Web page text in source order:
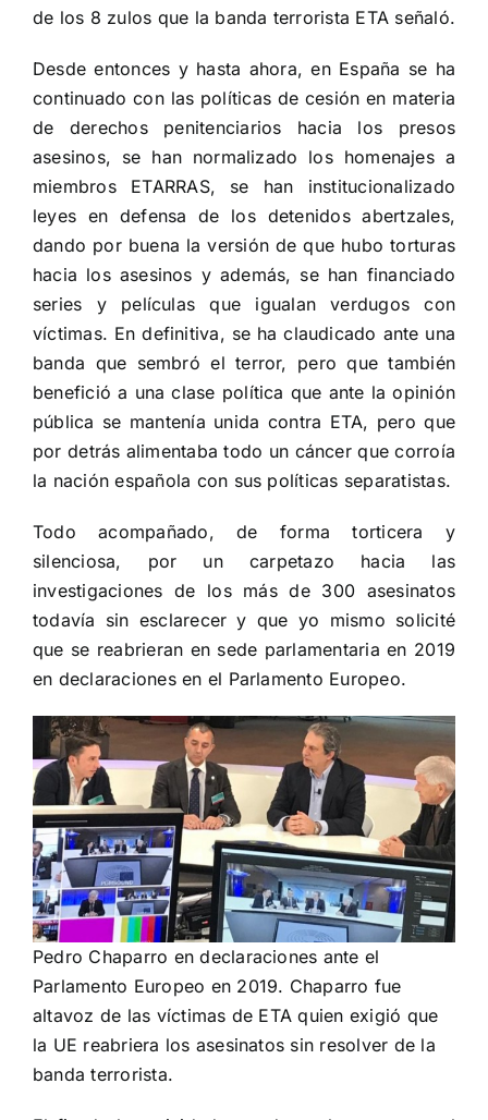
de los 8 zulos que la banda terrorista ETA señaló.
Desde entonces y hasta ahora, en España se ha
continuado con las políticas de cesión en materia
de derechos penitenciarios hacia los presos
asesinos, se han normalizado los homenajes a
miembros ETARRAS, se han institucionalizado
leyes en defensa de los detenidos abertzales,
dando por buena la versión de que hubo torturas
hacia los asesinos y además, se han financiado
series y películas que igualan verdugos con
víctimas. En definitiva, se ha claudicado ante una
banda que sembró el terror, pero que también
benefició a una clase política que ante la opinión
pública se mantenía unida contra ETA, pero que
por detrás alimentaba todo un cáncer que corroía
la nación española con sus políticas separatistas.
Todo acompañado, de forma torticera y
silenciosa, por un carpetazo hacia las
investigaciones de los más de 300 asesinatos
todavía sin esclarecer y que yo mismo solicité
que se reabrieran en sede parlamentaria en 2019
en declaraciones en el Parlamento Europeo.
Pedro Chaparro en declaraciones ante el
Parlamento Europeo en 2019. Chaparro fue
altavoz de las víctimas de ETA quien exigió que
la UE reabriera los asesinatos sin resolver de la
banda terrorista.